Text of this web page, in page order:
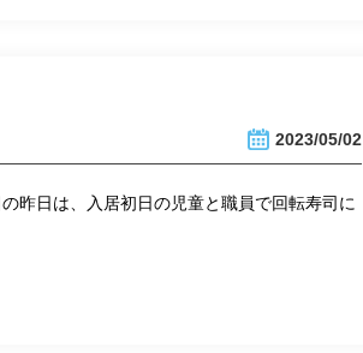
2023/05/02
昨日は、入居初日の児童と職員で回転寿司に